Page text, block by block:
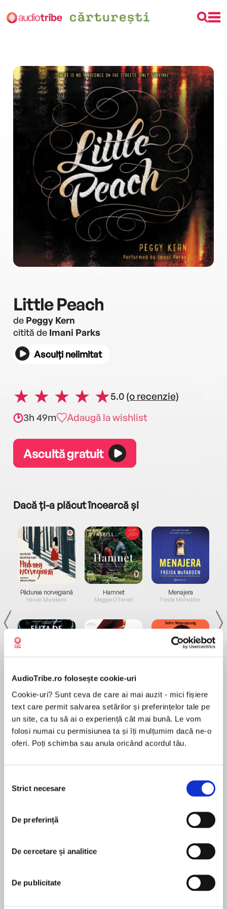
AudioTribe.ro folosește cookie-uri
Cookie-uri? Sunt ceva de care ai mai auzit - mici fișiere
text care permit salvarea setărilor și preferințelor tale pe
un site, ca tu să ai o experiență cât mai bună. Le vom
folosi numai cu permisiunea ta și îți mulțumim dacă ne-o
oferi. Poți schimba sau anula oricând acordul tău.
consimțământului
Strict necesare
De preferință
De cercetare și analitice
De publicitate
Little Peach
de Peggy Kern
citită de Imani Parks
Asculți nelimitat
5.0 (o recenzie)
3h 49m
Adaugă la wishlist
Ascultă gratuit
Dacă ți-a plăcut încearcă și
Pădurea norvegiană
Haruki Murakami
de...
Dani Francis
Hamnet
Maggie O'Farrell
Diavolul se îmbracă de
la...
Lauren Weisberger
Menajera
Freida McFadden
Sohn Won-pyung
Desprecarte
lured into prostitution in New York City, perfect
for fans of Ellen Hopkins and Patricia
When Michelle runs away from her drug-
make it to New York City, where she hopes to
move in with a friend. But once she arrives at
pentru această carte